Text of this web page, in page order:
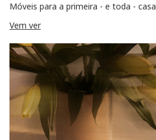
Móveis para a primeira - e toda - casa
Vem ver